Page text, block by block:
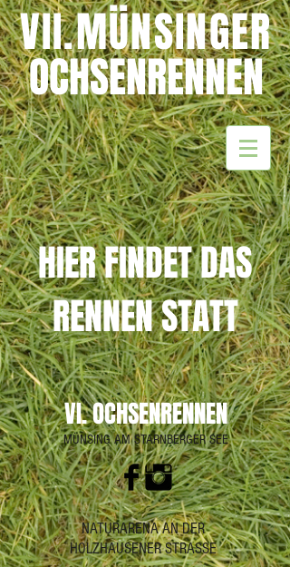
VII.MÜNSINGER
OCHSENRENNEN
HIER FINDET DAS
RENNEN STATT
VI. OCHSENRENNEN
MÜNSING AM STARNBERGER SEE
NATURARENA AN DER
HOLZHAUSENER STRASSE